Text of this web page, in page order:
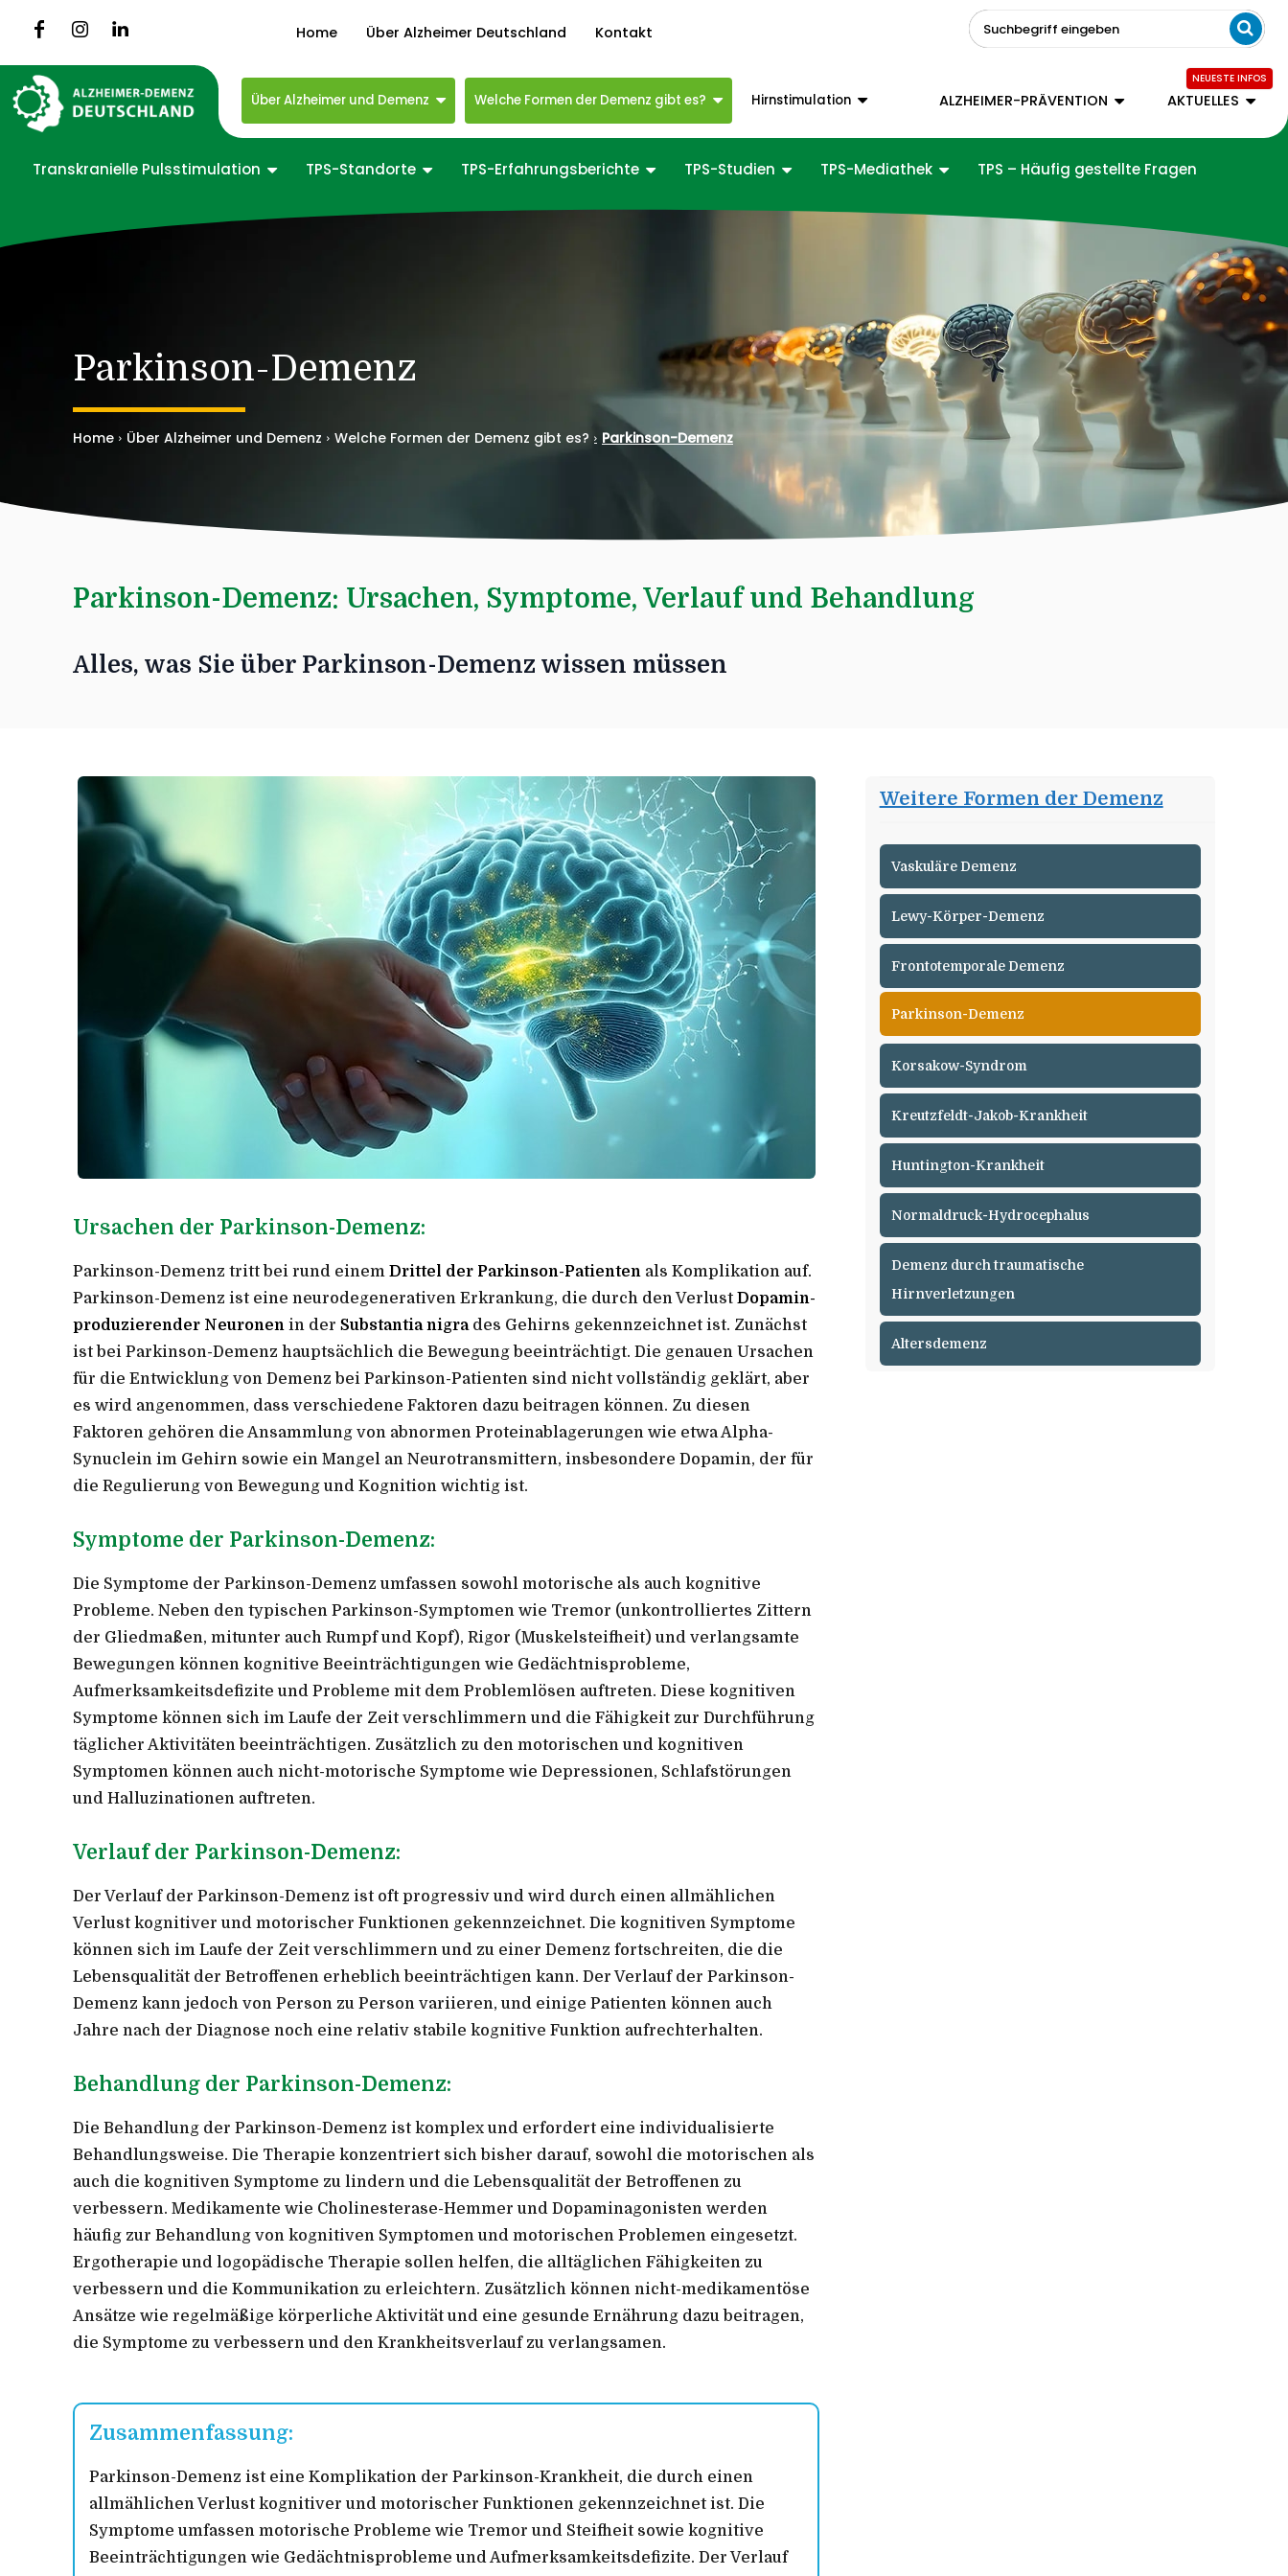
Home Über Alzheimer Deutschland Kontakt Suchbegriff eingeben
Über Alzheimer und Demenz Welche Formen der Demenz gibt es? Hirnstimulation ALZHEIMER-PRÄVENTION AKTUELLES
Transkranielle Pulsstimulation TPS-Standorte TPS-Erfahrungsberichte TPS-Studien TPS-Mediathek TPS – Häufig gestellte Fragen
Parkinson-Demenz
Home Über Alzheimer und Demenz Welche Formen der Demenz gibt es? Parkinson-Demenz
Parkinson-Demenz: Ursachen, Symptome, Verlauf und Behandlung
Alles, was Sie über Parkinson-Demenz wissen müssen
Ursachen der Parkinson-Demenz:
Parkinson-Demenz tritt bei rund einem Drittel der Parkinson-Patienten als Komplikation auf.
Parkinson-Demenz ist eine neurodegenerativen Erkrankung, die durch den Verlust Dopamin-
produzierender Neuronen in der Substantia nigrades Gehirns gekennzeichnet ist. Zunächst
ist bei Parkinson-Demenz hauptsächlich die Bewegung beeinträchtigt. Die genauen Ursachen
für die Entwicklung von Demenz bei Parkinson-Patienten sind nicht vollständig geklärt, aber
es wird angenommen, dass verschiedene Faktoren dazu beitragen können. Zu diesen
Faktoren gehören die Ansammlung von abnormen Proteinablagerungen wie etwa Alpha-
Synuclein im Gehirn sowie ein Mangel an Neurotransmittern, insbesondere Dopamin, der für
die Regulierung von Bewegung und Kognition wichtig ist.
Symptome der Parkinson-Demenz:
Die Symptome der Parkinson-Demenz umfassen sowohl motorische als auch kognitive
Probleme. Neben den typischen Parkinson-Symptomen wie Tremor (unkontrolliertes Zittern
der Gliedmaßen, mitunter auch Rumpf und Kopf), Rigor (Muskelsteifheit) und verlangsamte
Bewegungen können kognitive Beeinträchtigungen wie Gedächtnisprobleme,
Aufmerksamkeitsdefizite und Probleme mit dem Problemlösen auftreten. Diese kognitiven
Symptome können sich im Laufe der Zeit verschlimmern und die Fähigkeit zur Durchführung
täglicher Aktivitäten beeinträchtigen. Zusätzlich zu den motorischen und kognitiven
Symptomen können auch nicht-motorische Symptome wie Depressionen, Schlafstörungen
und Halluzinationen auftreten.
Verlauf der Parkinson-Demenz:
Der Verlauf der Parkinson-Demenz ist oft progressiv und wird durch einen allmählichen
Verlust kognitiver und motorischer Funktionen gekennzeichnet. Die kognitiven Symptome
können sich im Laufe der Zeit verschlimmern und zu einer Demenz fortschreiten, die die
Lebensqualität der Betroffenen erheblich beeinträchtigen kann. Der Verlauf der Parkinson-
Demenz kann jedoch von Person zu Person variieren, und einige Patienten können auch
Jahre nach der Diagnose noch eine relativ stabile kognitive Funktion aufrechterhalten.
Behandlung der Parkinson-Demenz:
Die Behandlung der Parkinson-Demenz ist komplex und erfordert eine individualisierte
Behandlungsweise. Die Therapie konzentriert sich bisher darauf, sowohl die motorischen als
auch die kognitiven Symptome zu lindern und die Lebensqualität der Betroffenen zu
verbessern. Medikamente wie Cholinesterase-Hemmer und Dopaminagonisten werden
häufig zur Behandlung von kognitiven Symptomen und motorischen Problemen eingesetzt.
Ergotherapie und logopädische Therapie sollen helfen, die alltäglichen Fähigkeiten zu
verbessern und die Kommunikation zu erleichtern. Zusätzlich können nicht-medikamentöse
Ansätze wie regelmäßige körperliche Aktivität und eine gesunde Ernährung dazu beitragen,
die Symptome zu verbessern und den Krankheitsverlauf zu verlangsamen.
Zusammenfassung:
Parkinson-Demenz ist eine Komplikation der Parkinson-Krankheit, die durch einen
allmählichen Verlust kognitiver und motorischer Funktionen gekennzeichnet ist. Die
Symptome umfassen motorische Probleme wie Tremor und Steifheit sowie kognitive
Beeinträchtigungen wie Gedächtnisprobleme und Aufmerksamkeitsdefizite. Der Verlauf
Weitere Formen der Demenz
Vaskuläre Demenz
Lewy-Körper-Demenz
Frontotemporale Demenz
Parkinson-Demenz
Korsakow-Syndrom
Kreutzfeldt-Jakob-Krankheit
Huntington-Krankheit
Normaldruck-Hydrocephalus
Demenz durch traumatische
Hirnverletzungen
Altersdemenz